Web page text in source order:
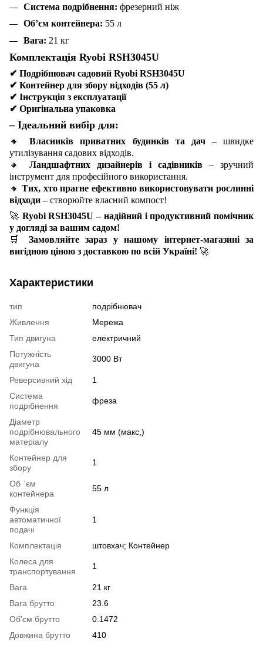
Система подрібнення: фрезерний ніж
Об’єм контейнера: 55 л
Вага: 21 кг
Комплектація Ryobi RSH3045U
✔ Подрібнювач садовий Ryobi RSH3045U
✔ Контейнер для збору відходів (55 л)
✔ Інструкція з експлуатації
✔ Оригінальна упаковка
– Ідеальний вибір для:
🔸 Власників приватних будинків та дач– швидке
утилізування садових відходів.
🔸
Ландшафтних дизайнерів і садівників – зручний
інструмент для професійного використання.
🔸 Тих, хто прагне ефективно використовувати рослинні
відходи – створюйте власний компост!
🚀 Ryobi RSH3045U – надійний і продуктивний помічник
у догляді за вашим садом!
🛒
Замовляйте зараз у нашому інтернет-магазині за
вигідною ціною з доставкою по всій Україні! 🚀
Характеристики
тип
подрібнювач
Живлення
Мережа
Тип двигуна
електричний
Потужність
двигуна
3000 Вт
Реверсивний хід
1
Система
подрібнення
фреза
Діаметр
подрібнювального
матеріалу
45 мм (макс,)
Контейнер для
збору
1
Об `єм
контейнера
55 л
Функція
автоматичної
подачі
1
Комплектація
штовхач; Контейнер
Колеса для
транспортування
1
Вага
21 кг
Вага брутто
23.6
Об'єм брутто
0.1472
Довжина брутто
410